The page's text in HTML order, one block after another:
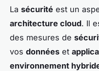
La sécurité est un
architecture cloud. Il
des mesures de
vos données et
environnement